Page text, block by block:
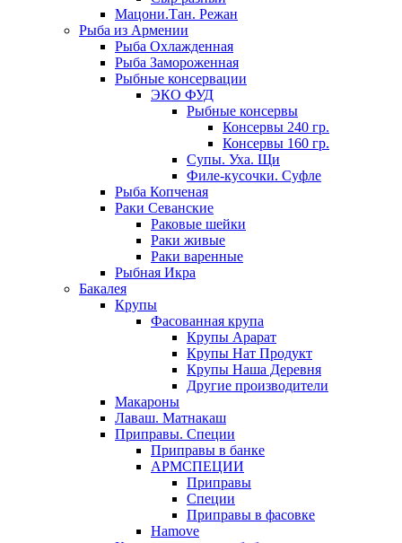
Мацони.Тан. Режан
Рыба из Армении
Рыба Охлажденная
Рыба Замороженная
Рыбные консервации
ЭКО ФУД
Рыбные консервы
Консервы 240 гр.
Консервы 160 гр.
Супы. Уха. Щи
Филе-кусочки. Суфле
Рыба Копченая
Раки Севанские
Раковые шейки
Раки живые
Раки варенные
Рыбная Икра
Бакалея
Крупы
Фасованная крупа
Крупы Арарат
Крупы Нат Продукт
Крупы Наша Деревня
Другие производители
Макароны
Лаваш. Матнакаш
Приправы. Специи
Приправы в банке
АРМСПЕЦИИ
Приправы
Специи
Приправы в фасовке
Hamove